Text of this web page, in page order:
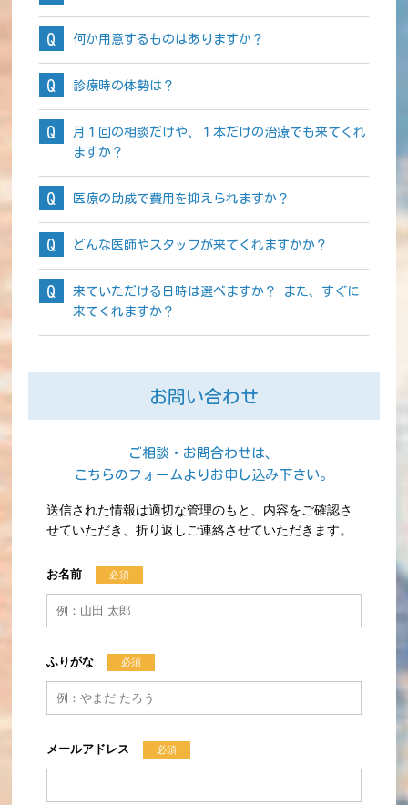
何か用意するものはありますか？
診療時の体勢は？
月１回の相談だけや、１本だけの治療でも来てくれ
ますか？
医療の助成で費用を抑えられますか？
どんな医師やスタッフが来てくれますかか？
来ていただける日時は選べますか？ また、すぐに
来てくれますか？
お問い合わせ
ご相談・お問合わせは、
こちらのフォームよりお申し込み下さい。
送信された情報は適切な管理のもと、内容をご確認さ
せていただき、折り返しご連絡させていただきます。
お名前 必須
ふりがな 必須
メールアドレス 必須